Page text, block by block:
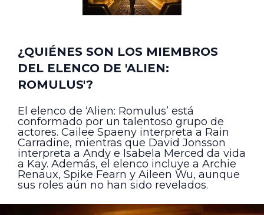
¿QUIÉNES SON LOS MIEMBROS
DEL ELENCO DE 'ALIEN:
ROMULUS'?
El elenco de ‘Alien: Romulus’ está
conformado por un talentoso grupo de
actores. Cailee Spaeny interpreta a Rain
Carradine, mientras que David Jonsson
interpreta a Andy e Isabela Merced da vida
a Kay. Además, el elenco incluye a Archie
Renaux, Spike Fearn y Aileen Wu, aunque
sus roles aún no han sido revelados.